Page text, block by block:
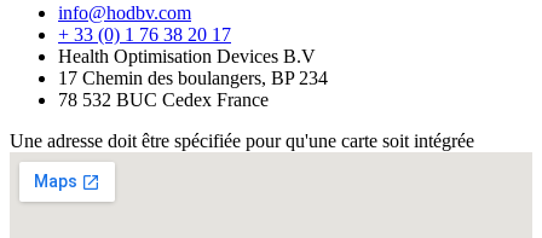
info@hodbv.com
+ 33 (0) 1 76 38 20 17
Health Optimisation Devices B.V
17 Chemin des boulangers, BP 234
78 532 BUC Cedex France
Une adresse doit être spécifiée pour qu'une carte soit intégrée